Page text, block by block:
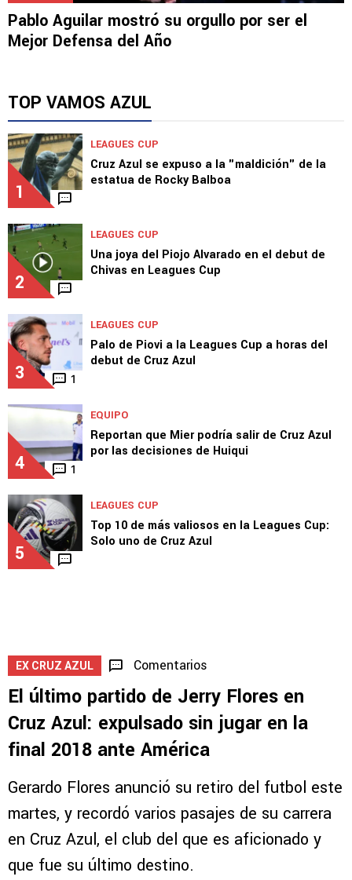
Pablo Aguilar mostró su orgullo por ser el
Mejor Defensa del Año
TOP VAMOS AZUL
1
LEAGUES CUP
Cruz Azul se expuso a la "maldición" de la
estatua de Rocky Balboa
2
LEAGUES CUP
Una joya del Piojo Alvarado en el debut de
Chivas en Leagues Cup
3 1
LEAGUES CUP
Palo de Piovi a la Leagues Cup a horas del
debut de Cruz Azul
4 1
EQUIPO
Reportan que Mier podría salir de Cruz Azul
por las decisiones de Huiqui
5
LEAGUES CUP
Top 10 de más valiosos en la Leagues Cup:
Solo uno de Cruz Azul
EX CRUZ AZUL Comentarios
El último partido de Jerry Flores en
Cruz Azul: expulsado sin jugar en la
final 2018 ante América
Gerardo Flores anunció su retiro del futbol este
martes, y recordó varios pasajes de su carrera
en Cruz Azul, el club del que es aficionado y
que fue su último destino.